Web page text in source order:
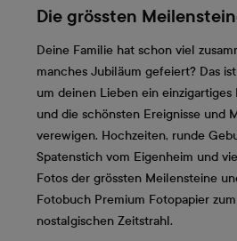
Die grössten
Deine Familie hat schon viel
manches Jubiläum gefeiert? Das
um deinen Lieben ein
und die schönsten Ereignisse und
verewigen. Hochzeiten, runde
Spatenstich vom Eigenheim und
Fotos der grössten Meilensteine
Fotobuch Premium Fotopapier
nostalgischen Zeitstrahl.